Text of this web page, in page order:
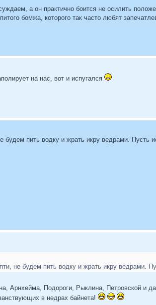
а он практично боится не осилить
бомжа, которого так часто любят
на нас, вот и испугался
пить водку и жрать икру ведрами. Пусть
не будем пить водку и жрать икру ведрами.
Арнхейма, Подороги, Рыклина, Петровской и
в недрах байнета!